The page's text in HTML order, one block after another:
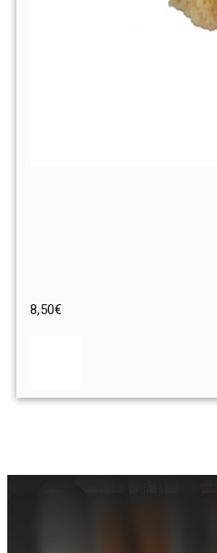
8,50€